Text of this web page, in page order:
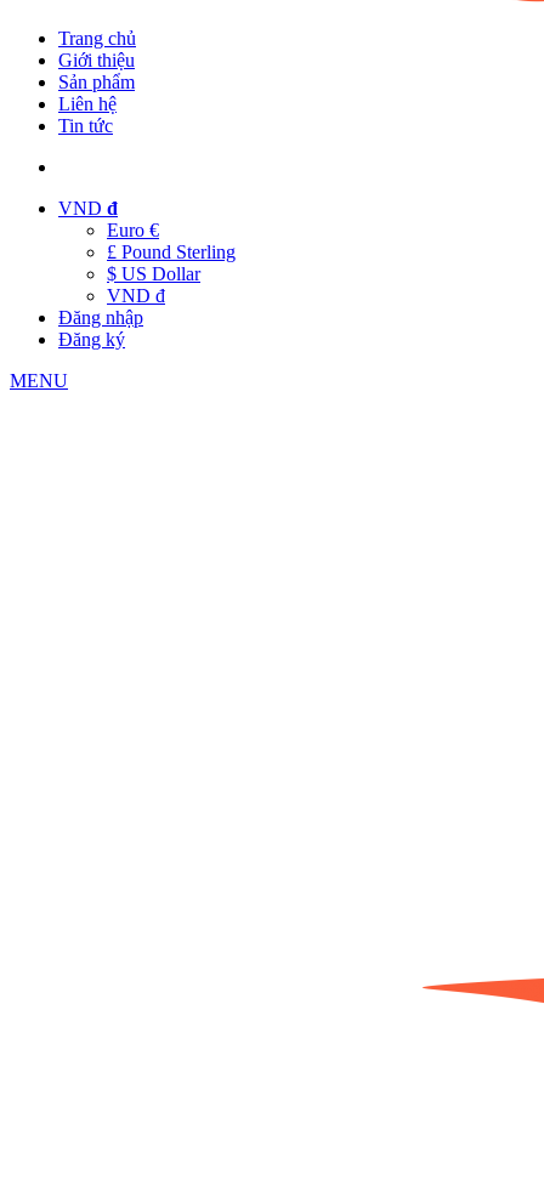
Trang chủ
Giới thiệu
Sản phẩm
Liên hệ
Tin tức
VND đ
Euro €
£ Pound Sterling
$ US Dollar
VND đ
Đăng nhập
Đăng ký
MENU